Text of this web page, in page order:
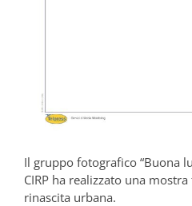
Il gruppo fotografico “Buona
CIRP ha realizzato una
rinascita urbana.